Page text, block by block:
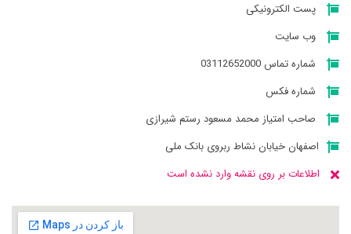
پست الکترونیکی
وب سایت
شماره تماس 03112652000
شماره فکس
صاحب امتیاز محمد مسعود رستم شیرازی
اصفهان خیابان نشاط ربروی بانک ملی
اطلاعات بر روی نقشه وارد نشده است